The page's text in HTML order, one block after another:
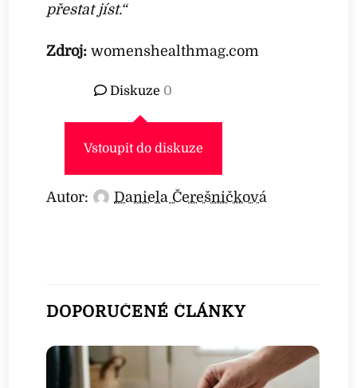
přestat jíst.“
Zdroj: womenshealthmag.com
Diskuze 0
Vstoupit do diskuze
Autor: Daniela Čerešničková
DOPORUČENÉ ČLÁNKY